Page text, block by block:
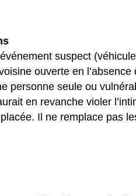
suspect
ouverte en
personne seule ou
en revanche violer
Il ne remplace pas